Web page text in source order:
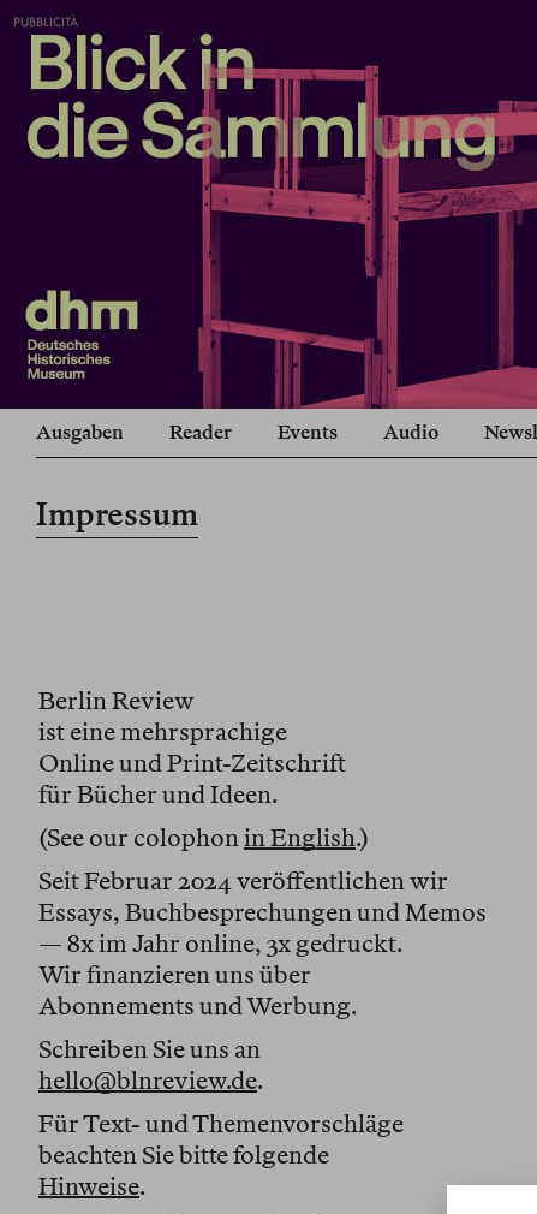
PUBBLICITÀ
Ausgaben Reader Events Audio
Impressum
Berlin Review
ist eine mehrsprachige
Online und Print-Zeitschrift
für Bücher und Ideen.
(See our colophonin English.)
Seit Februar 2024 veröffentlichen wir
Essays, Buchbesprechungen und Memos
— 8x im Jahr online, 3x gedruckt.
Wir finanzieren uns über
Abonnements und Werbung.
Schreiben Sie uns an
hello@blnreview.de.
Für Text- und Themenvorschläge
beachten Sie bitte folgende
Hinweise.